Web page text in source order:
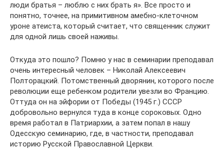
люди братья – люблю с них брать я». Все просто и
понятно, точнее, на примитивном амебно-клеточном
уроне атеиста, который считает, что священник служит
для одной лишь своей наживы.
Откуда это пошло? Помню у нас в семинарии преподавал
очень интересный человек – Николай Алексеевич
Полторацкий. Потомственный дворянин, которого после
революции еще ребенком родители увезли во Францию.
Оттуда он на эйфории от Победы (1945 г.) СССР
добровольно вернулся туда в конце сороковых. Одно
время работал в Патриархии, а затем попал в нашу
Одесскую семинарию, где, в частности, преподавал
историю Русской Православной Церкви.